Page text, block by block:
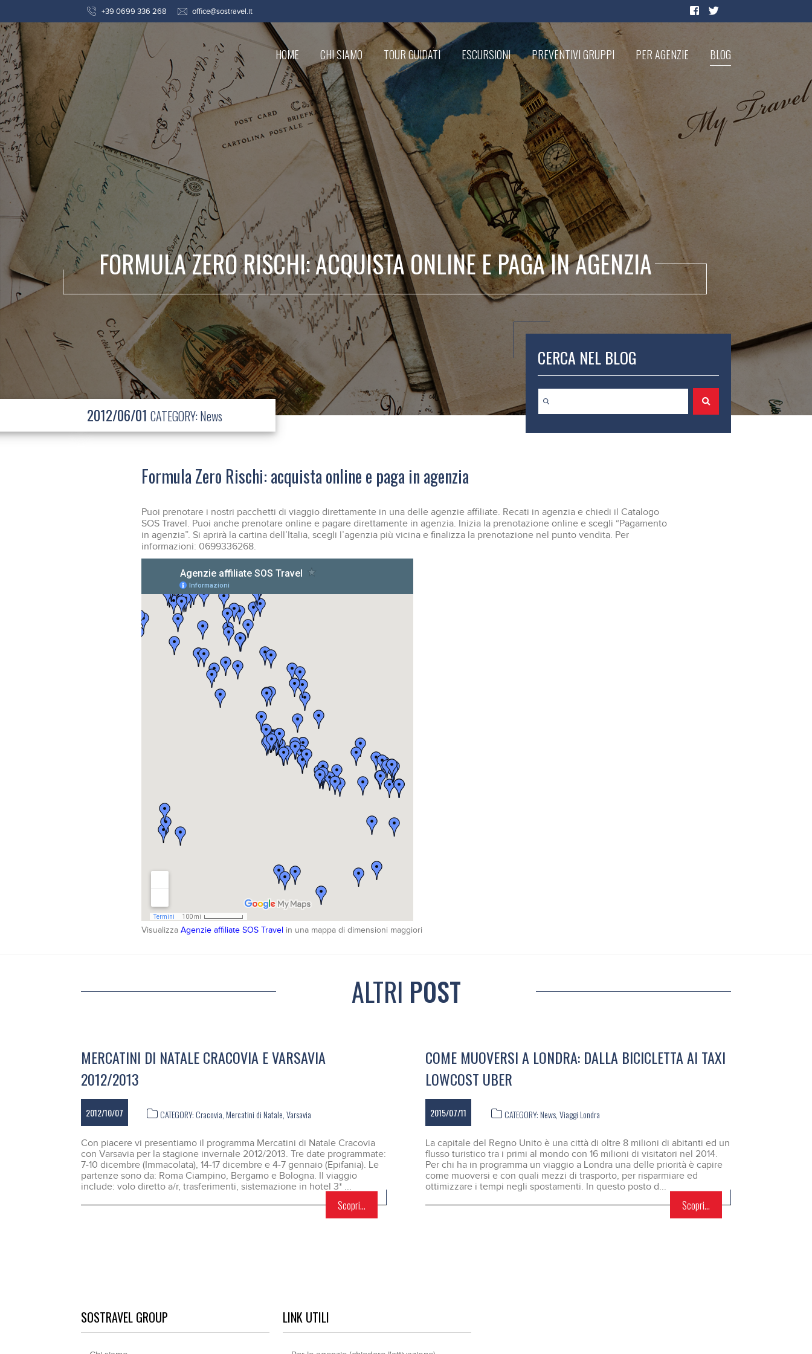
+39 0699 336 268 office@sostravel.it
HOME CHI SIAMO TOUR GUIDATI ESCURSIONI PREVENTIVI GRUPPI PER AGENZIE BLOG
2012/06/01CATEGORY:News
FORMULA ZERO RISCHI: ACQUISTA ONLINE E PAGA IN AGENZIA
CERCA NEL BLOG
Formula Zero Rischi: acquista online e paga in agenzia
Puoi prenotare i nostri pacchetti di viaggio direttamente in una delle agenzie affiliate. Recati in agenzia e chiedi il Catalogo
SOS Travel. Puoi anche prenotare online e pagare direttamente in agenzia. Inizia la prenotazione online e scegli “Pagamento
in agenzia”. Si aprirà la cartina dell’Italia, scegli l’agenzia più vicina e finalizza la prenotazione nel punto vendita. Per
informazioni: 0699336268.
VisualizzaAgenzie affiliate SOS Travel in una mappa di dimensioni maggiori
ALTRI POST
MERCATINI DI NATALE CRACOVIA E VARSAVIA
2012/2013
2012/10/07 CATEGORY:Cracovia,Mercatini di Natale,Varsavia
Con piacere vi presentiamo il programma Mercatini di Natale Cracovia
con Varsavia per la stagione invernale 2012/2013. Tre date programmate:
7-10 dicembre (Immacolata), 14-17 dicembre e 4-7 gennaio (Epifania). Le
partenze sono da: Roma Ciampino, Bergamo e Bologna. Il viaggio
include: volo diretto a/r, trasferimenti, sistemazione in hotel 3* ...
Scopri...
COME MUOVERSI A LONDRA: DALLA BICICLETTA AI TAXI
LOWCOST UBER
2015/07/11 CATEGORY:News,Viaggi Londra
La capitale del Regno Unito è una città di oltre 8 milioni di abitanti ed un
flusso turistico tra i primi al mondo con 16 milioni di visitatori nel 2014.
Per chi ha in programma un viaggio a Londra una delle priorità è capire
come muoversi e con quali mezzi di trasporto, per risparmiare ed
ottimizzare i tempi negli spostamenti. In questo posto d...
Scopri...
SOSTRAVEL GROUP LINK UTILI